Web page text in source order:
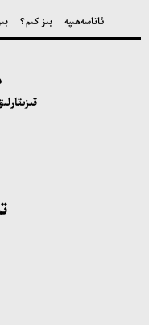
ئاناسەھىپە بىز كىم؟